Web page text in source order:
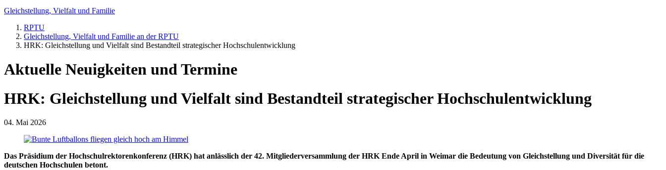
Gleichstellung, Vielfalt und Familie
RPTU
Gleichstellung, Vielfalt und Familie an der RPTU
HRK: Gleichstellung und Vielfalt sind Bestandteil strategischer Hochschulentwicklung
Aktuelle Neuigkeiten und Termine
HRK: Gleichstellung und Vielfalt sind Bestandteil strategischer Hochschulentwicklung
04. Mai 2026
Das Präsidium der Hochschulrektorenkonferenz (HRK) hat anlässlich der 42. Mitgliederversammlung der HRK Ende April in Weimar die Bedeutung von Gleichstellung und Diversität für die
deutschen Hochschulen betont.